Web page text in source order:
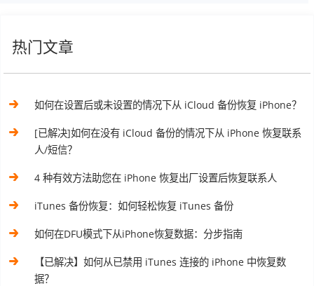
热门文章
如何在设置后或未设置的情况下从 iCloud 备份恢复 iPhone？
[已解决]如何在没有 iCloud 备份的情况下从 iPhone 恢复联系
人/短信？
4 种有效方法助您在 iPhone 恢复出厂设置后恢复联系人
iTunes 备份恢复：如何轻松恢复 iTunes 备份
如何在DFU模式下从iPhone恢复数据：分步指南
【已解决】如何从已禁用 iTunes 连接的 iPhone 中恢复数
据？